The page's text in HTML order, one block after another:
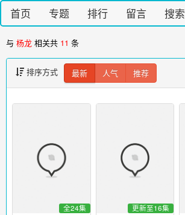
首页 专题 排行 留言 搜索
与 杨龙 相关共 11 条
排序方式 最新 人气 推荐
全24集 更新至16集